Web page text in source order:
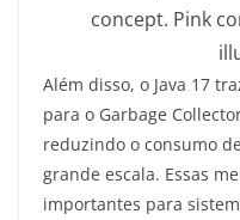
concept. Pink
Além disso, o Java 17
para o Garbage
reduzindo o consumo
grande escala. Essas
importantes para